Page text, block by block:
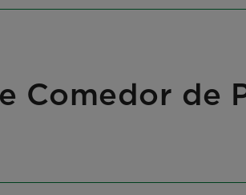
Comedor de